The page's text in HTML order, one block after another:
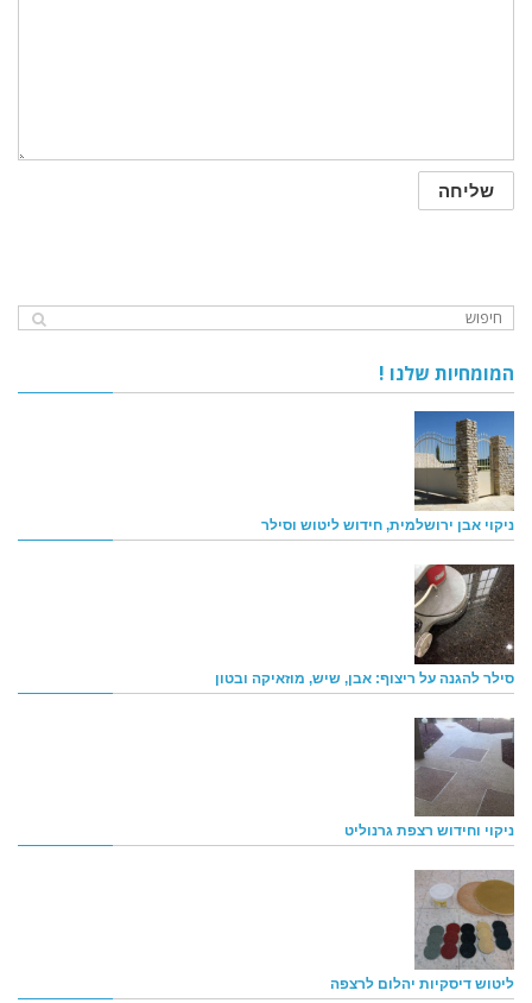
המומחיות שלנו !
ניקוי אבן ירושלמית, חידוש ליטוש וסילר
סילר להגנה על ריצוף: אבן, שיש, מוזאיקה ובטון
ניקוי וחידוש רצפת גרנוליט
ליטוש דיסקיות יהלום לרצפה